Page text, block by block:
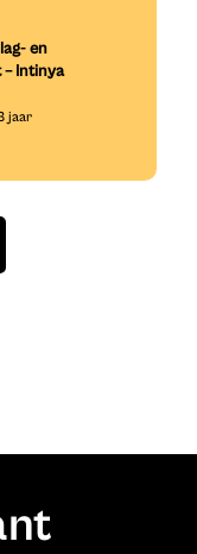
en
Intinya
jaar